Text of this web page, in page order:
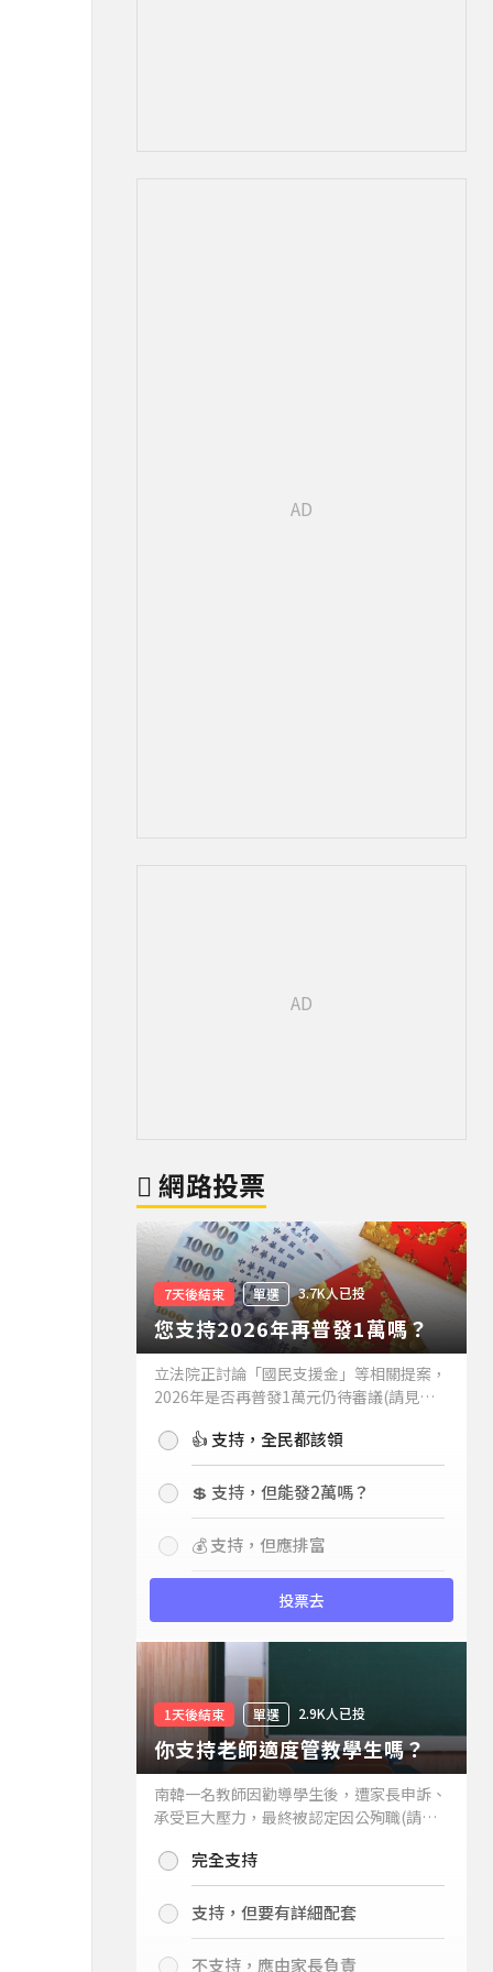
網路投票
7天後結束 單選 3.7K人已投
您支持2026年再普發1萬嗎？
立法院正討論「國民支援金」等相關提案，
2026年是否再普發1萬元仍待審議(請見下
持嗎？👍 支持，全民都該領
💲 支持，但能發2萬嗎？
💰 支持，但應排富
投票去
1天後結束 單選 2.9K人已投
你支持老師適度管教學生嗎？
南韓一名教師因勸導學生後，遭家長申訴、
承受巨大壓力，最終被認定因公殉職(請見
你支持老師適度管教學生嗎？
完全支持
支持，但要有詳細配套
不支持，應由家長負責